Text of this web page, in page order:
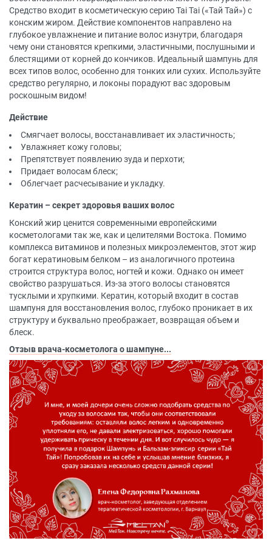
Средство входит в косметическую серию Tai Tai («Тай Тай») с
конским жиром. Действие компонентов направлено на
глубокое увлажнение и питание волос изнутри, благодаря
чему они становятся крепкими, эластичными, послушными и
блестящими от корней до кончиков. Идеальный шампунь для
всех типов волос, особенно для тонких или сухих. Используйте
средство регулярно, и локоны порадуют вас здоровым
роскошным видом!
Действие
Смягчает волосы, восстанавливает их эластичность;
Увлажняет кожу головы;
Препятствует появлению зуда и перхоти;
Придает волосам блеск;
Облегчает расчесывание и укладку.
Кератин – секрет здоровья ваших волос
Конский жир ценится современными европейскими
косметологами так же, как и целителями Востока. Помимо
комплекса витаминов и полезных микроэлементов, этот жир
богат кератиновым белком – из аналогичного протеина
строится структура волос, ногтей и кожи. Однако он имеет
свойство разрушаться. Из-за этого волосы становятся
тусклыми и хрупкими. Кератин, который входит в состав
шампуня для восстановления волос, глубоко проникает в их
структуру и буквально преображает, возвращая объем и
блеск.
Отзыв врача-косметолога о шампуне...